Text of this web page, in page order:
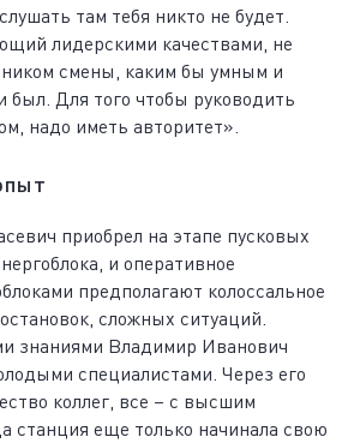
там тебя никто не будет.
лидерскими качествами, не
смены, каким бы умным и
был. Для того чтобы руководить
надо иметь авторитет».
приобрел на этапе пусковых
и оперативное
предполагают колоссальное
сложных ситуаций.
знаниями Владимир Иванович
специалистами. Через его
коллег, все – с высшим
станция еще только начинала свою